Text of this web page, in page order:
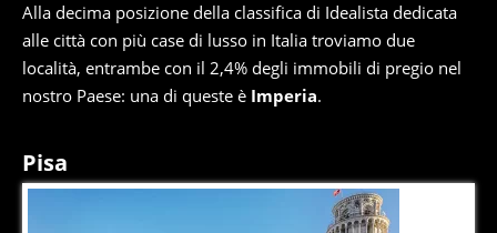
Alla decima posizione della classifica di Idealista dedicata
alle città con più case di lusso in Italia troviamo due
località, entrambe con il 2,4% degli immobili di pregio nel
nostro Paese: una di queste è Imperia.
Pisa